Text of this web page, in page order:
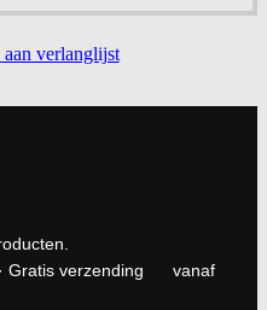
aan verlanglijst
Gratis verzending vanaf